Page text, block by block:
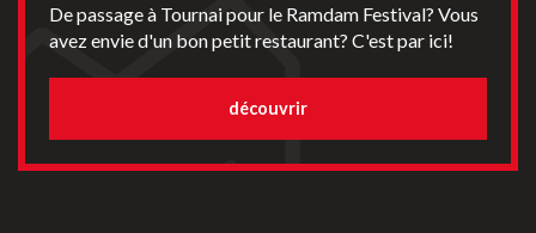
De passage à Tournai pour le Ramdam Festival? Vous
avez envie d'un bon petit restaurant? C'est par ici!
découvrir